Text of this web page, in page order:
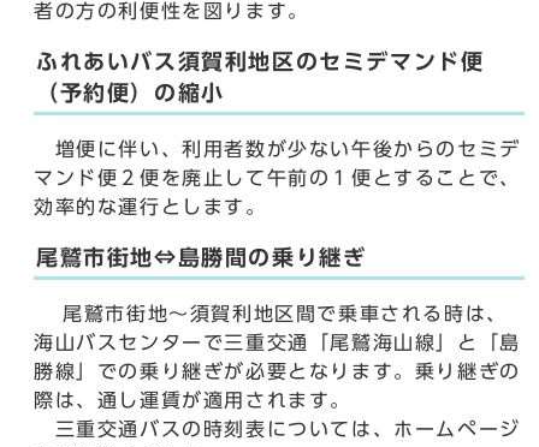
者の方の利便性を図ります。
ふれあいバス須賀利地区のセミデマンド便
（予約便）の縮小
増便に伴い、利用者数が少ない午後からのセミデ
マンド便２便を廃止して午前の１便とすることで、
効率的な運行とします。
尾鷲市街地⇔島勝間の乗り継ぎ
尾鷲市街地～須賀利地区間で乗車される時は、
海山バスセンターで三重交通「尾鷲海山線」と「島
勝線」での乗り継ぎが必要となります。乗り継ぎの
際は、通し運賃が適用されます。
三重交通バスの時刻表については、ホームページ